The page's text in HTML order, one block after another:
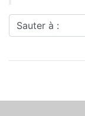
Sauter à :